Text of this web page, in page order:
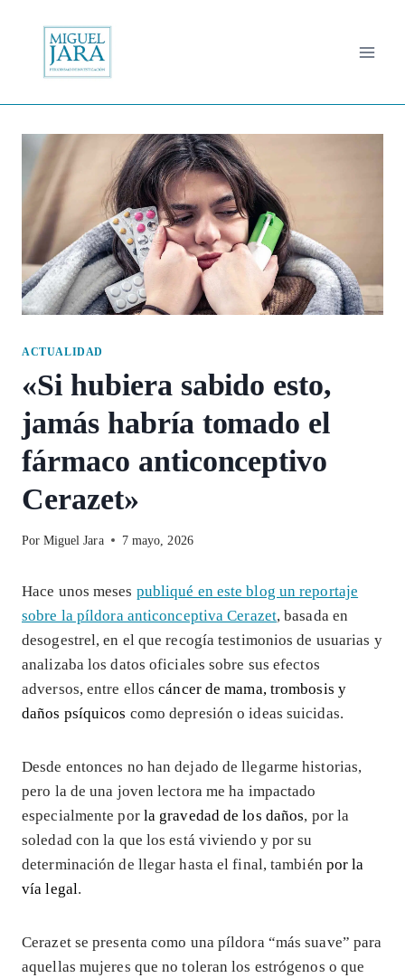
contenido
ACTUALIDAD
«Si hubiera sabido esto,
jamás habría tomado el
fármaco anticonceptivo
Cerazet»
Por Miguel Jara 7 mayo, 2026
Hace unos meses publiqué en este blog un reportaje
sobre la píldora anticonceptiva Cerazet, basada en
desogestrel, en el que recogía testimonios de usuarias y
analizaba los datos oficiales sobre sus efectos
adversos, entre elloscáncer de mama, trombosis y
daños psíquicos como depresión o ideas suicidas.
Desde entonces no han dejado de llegarme historias,
pero la de una joven lectora me ha impactado
especialmente por la gravedad de los daños, por la
soledad con la que los está viviendo y por su
determinación de llegar hasta el final, también por la
vía legal.
Cerazet se presenta como una píldora “más suave” para
aquellas mujeres que no toleran los estrógenos o que